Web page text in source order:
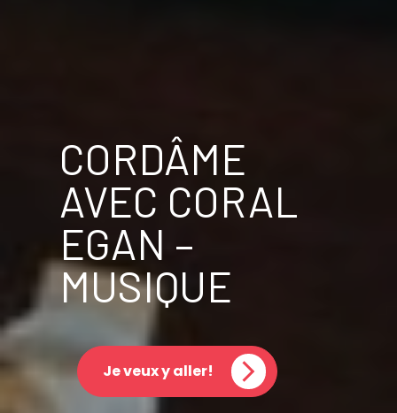
CORDÂME
AVEC CORAL
EGAN –
MUSIQUE
Je veux y aller!